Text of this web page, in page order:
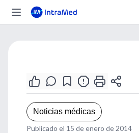
Noticias médicas
Publicado el 15 de enero de 2014